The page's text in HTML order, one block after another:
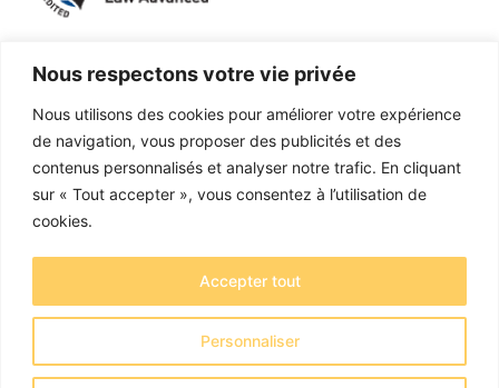
Nous respectons votre vie privée
Nous utilisons des cookies pour améliorer votre expérience
de navigation, vous proposer des publicités et des
contenus personnalisés et analyser notre trafic. En cliquant
sur « Tout accepter », vous consentez à l’utilisation de
cookies.
Personnaliser
Accepter tout
LinkedIn
Facebook
X Instagram
Cabinet d'avocats agréé et réglementé par la Solicitors
OTB Legal Ltd, exerçant ses activités sous le nom de
OTB Legal® - Numéro d'entreprise : 11737759
Adresse enregistrée : Creative House, Chase Park,
Daleside Rd, Nottingham NG2 4GT - Copyright 2026